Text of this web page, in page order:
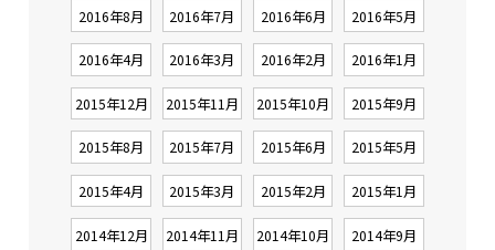
2016年8月 2016年7月 2016年6月 2016年5月
2016年4月 2016年3月 2016年2月 2016年1月
2015年12月 2015年11月 2015年10月 2015年9月
2015年8月 2015年7月 2015年6月 2015年5月
2015年4月 2015年3月 2015年2月 2015年1月
2014年12月 2014年11月 2014年10月 2014年9月